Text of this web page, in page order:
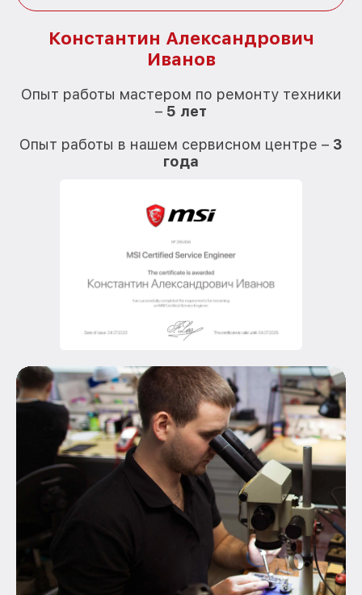
Константин Александрович
Иванов
Опыт работы мастером по ремонту техники
– 5 лет
Опыт работы в нашем сервисном центре – 3
года